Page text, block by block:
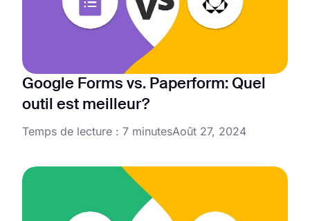
Google Forms vs. Paperform: Quel
outil est meilleur?
Temps de lecture : 7 minutesAoût 27, 2024